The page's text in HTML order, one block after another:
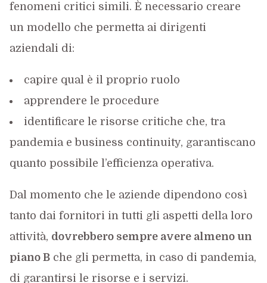
fenomeni critici simili. È necessario creare
un modello che permetta ai dirigenti
aziendali di:
capire qual è il proprio ruolo
apprendere le procedure
identificare le risorse critiche che, tra
pandemia e business continuity, garantiscano
quanto possibile l’efficienza operativa.
Dal momento che le aziende dipendono così
tanto dai fornitori in tutti gli aspetti della loro
attività, dovrebbero sempre avere almeno un
piano Bche gli permetta, in caso di pandemia,
di garantirsi le risorse e i servizi.